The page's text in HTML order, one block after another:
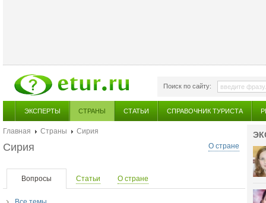
Поиск по сайту:
ЭКСПЕРТЫ СТРАНЫ СТАТЬИ СПРАВОЧНИК ТУРИСТА
Главная Страны
Сирия
О стране
Сирия
Вопросы Статьи О стране